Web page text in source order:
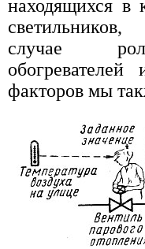
находящихся в
случае
факторов мы